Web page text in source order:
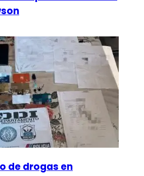
de drogas en